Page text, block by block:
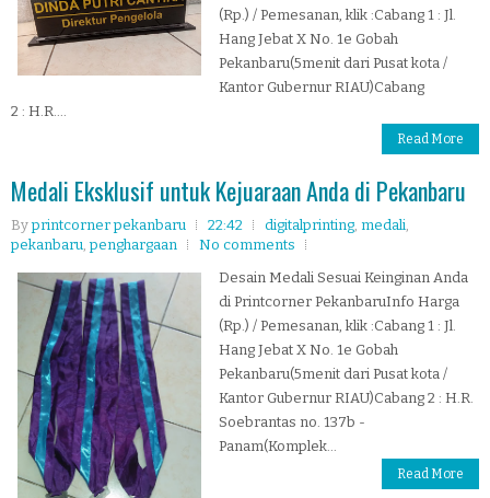
(Rp.) / Pemesanan, klik :Cabang 1 : Jl.
Hang Jebat X No. 1e Gobah
Pekanbaru(5menit dari Pusat kota /
Kantor Gubernur RIAU)Cabang
2 : H.R....
Read More
Medali Eksklusif untuk Kejuaraan Anda di Pekanbaru
Byprintcorner pekanbaru 22:42 digitalprinting medali
pekanbaru ,penghargaan
No comments
Desain Medali Sesuai Keinginan Anda
di Printcorner PekanbaruInfo Harga
(Rp.) / Pemesanan, klik :Cabang 1 : Jl.
Hang Jebat X No. 1e Gobah
Pekanbaru(5menit dari Pusat kota /
Kantor Gubernur RIAU)Cabang 2 : H.R.
Soebrantas no. 137b -
Panam(Komplek...
Read More